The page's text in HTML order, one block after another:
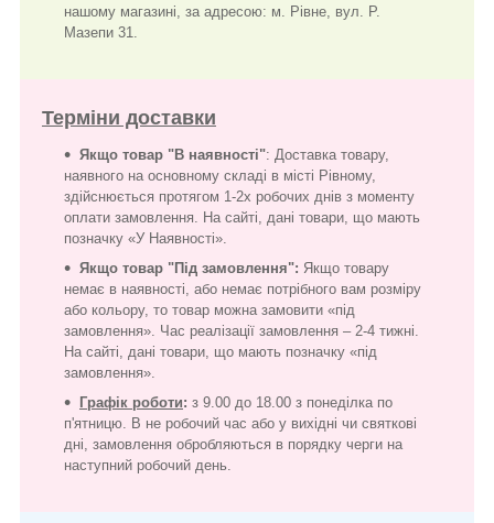
нашому магазині, за адресою: м. Рівне, вул. Р.
Мазепи 31.
Терміни доставки
Якщо товар "В наявності": Доставка товару,
наявного на основному складі в місті Рівному,
здійснюється протягом 1-2х робочих днів з моменту
оплати замовлення. На сайті, дані товари, що мають
позначку «У Наявності».
Якщо товар "Під замовлення": Якщо товару
немає в наявності, або немає потрібного вам розміру
або кольору, то товар можна замовити «під
замовлення». Час реалізації замовлення – 2-4 тижні.
На сайті, дані товари, що мають позначку «під
замовлення».
Графік роботи: з 9.00 до 18.00 з понеділка по
п'ятницю. В не робочий час або у вихідні чи святкові
дні, замовлення обробляються в порядку черги на
наступний робочий день.